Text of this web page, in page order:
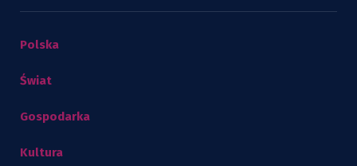
Polska
Świat
Gospodarka
Kultura